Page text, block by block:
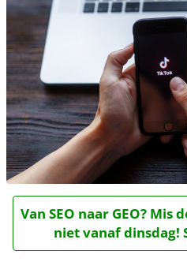
Van SEO naar GEO?
niet vanaf dinsdag!